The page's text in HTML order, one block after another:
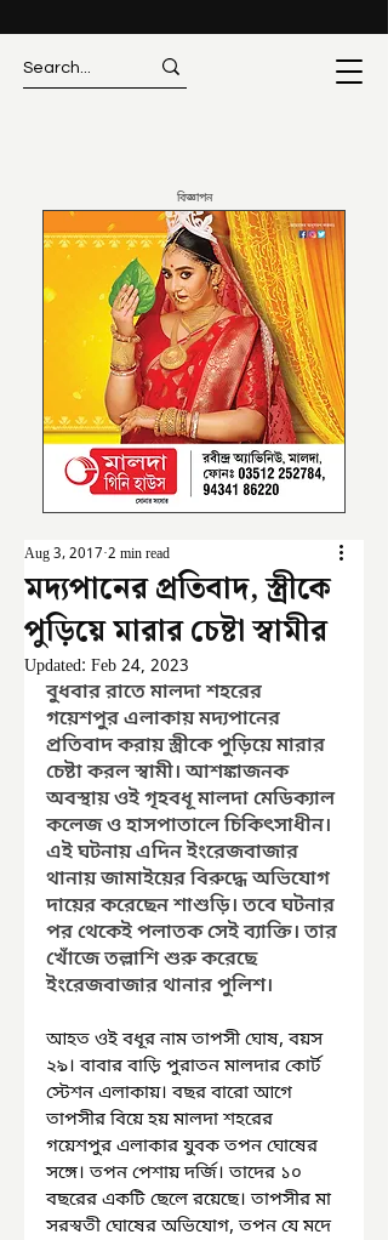
বিজ্ঞাপন
মদ্যপানের প্রতিবাদ, স্ত্রীকে
পুড়িয়ে মারার চেষ্টা স্বামীর
Aug 3, 2017 2 min read
Updated: Feb 24, 2023
বুধবার রাতে মালদা শহরের
গয়েশপুর এলাকায় মদ্যপানের
প্রতিবাদ করায় স্ত্রীকে পুড়িয়ে মারার
চেষ্টা করল স্বামী। আশঙ্কাজনক
অবস্থায় ওই গৃহবধূ মালদা মেডিক্যাল
কলেজ ও হাসপাতালে চিকিৎসাধীন।
এই ঘটনায় এদিন ইংরেজবাজার
থানায় জামাইয়ের বিরুদ্ধে অভিযোগ
দায়ের করেছেন শাশুড়ি। তবে ঘটনার
পর থেকেই পলাতক সেই ব্যাক্তি। তার
খোঁজে তল্লাশি শুরু করেছে
ইংরেজবাজার থানার পুলিশ।
আহত ওই বধূর নাম তাপসী ঘোষ, বয়স
২৯। বাবার বাড়ি পুরাতন মালদার কোর্ট
স্টেশন এলাকায়। বছর বারো আগে
তাপসীর বিয়ে হয় মালদা শহরের
গয়েশপুর এলাকার যুবক তপন ঘোষের
সঙ্গে। তপন পেশায় দর্জি। তাদের ১০
বছরের একটি ছেলে রয়েছে। তাপসীর মা
সরস্বতী ঘোষের অভিযোগ, তপন যে মদে